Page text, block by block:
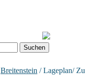
Breitenstein / Lageplan/